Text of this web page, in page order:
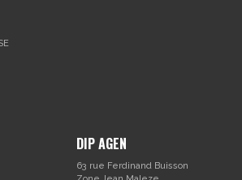
DIP AGEN
63 rue Ferdinand Buisson